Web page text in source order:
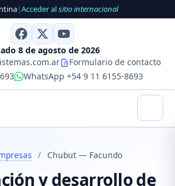
|Acceder alsitio internacional
8 de agosto de 2026
Formulario de contacto
WhatsApp +54 9 11 6155-8693
/ Chubut — Facundo
y desarrollo de